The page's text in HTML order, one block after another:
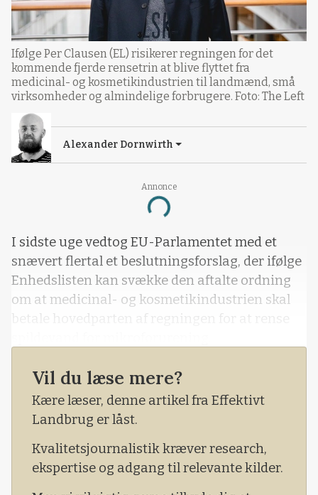
Annonce
Loading...
Ifølge Per Clausen (EL) risikerer regningen for det
kommende fjerde rensetrin at blive flyttet fra
medicinal- og kosmetikindustrien til landmænd, små
virksomheder og almindelige forbrugere. Foto: The Left
Alexander Dornwirth
I sidste uge vedtog EU-Parlamentet med et
snævert flertal et beslutningsforslag, der ifølge
Enhedslisten kan svække den aftalte ordning
om at medicinal- og kosmetikindustrien skal
betale hovedparten af regningen for at rense
Vil du læse mere?
Kære læser, denne artikel fra Effektivt
Landbrug er låst.
Kvalitetsjournalistik kræver research,
ekspertise og adgang til relevante kilder.